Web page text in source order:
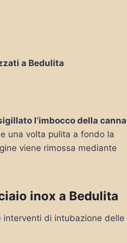
a Bedulita
l’imbocco della canna
e una volta pulita a fondo la
viene rimossa mediante
inox a Bedulita
interventi di intubazione delle